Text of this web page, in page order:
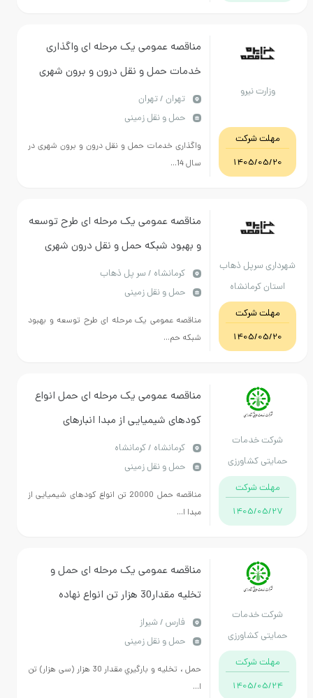
وزارت نیرو
مهلت شرکت
1405/05/20
مناقصه عمومی یک مرحله ای واگذاری
خدمات حمل و نقل درون و برون شهری
در سال 1405تهران / تهران
حمل و نقل زمینی
واگذاری خدمات حمل و نقل درون و برون شهری در
سال 14...
شهرداری سرپل ذهاب
استان کرمانشاه
مهلت شرکت
1405/05/20
مناقصه عمومی یک مرحله ای طرح توسعه
و بهبود شبکه حمل و نقل درون شهری
سرپل ذهاب (آسفالت معابر سطح شهر
سرپل ذهاب)
كرمانشاه / سر پل ذهاب
حمل و نقل زمینی
مناقصه عمومی یک مرحله ای طرح توسعه و بهبود
شبکه حم...
شرکت خدمات
حمایتی کشاورزی
استان کرمانشاه
مهلت شرکت
1405/05/27
مناقصه عمومی یک مرحله ای حمل انواع
کودهای شیمیایی از مبدا انبارهای
سازمانی استان
كرمانشاه / کرمانشاه
حمل و نقل زمینی
مناقصه حمل 20000 تن انواع کودهای شیمیایی از
مبدا ا...
شرکت خدمات
حمایتی کشاورزی
استان فارس
مهلت شرکت
1405/05/24
مناقصه عمومی یک مرحله ای حمل و
تخليه مقدار30 هزار تن انواع نهاده
كشاورزي از انبارهاي سازمانی زرقان در
استان فارس
فارس / شیراز
حمل و نقل زمینی
حمل ، تخليه و بارگيري مقدار 30 هزار (سی هزار) تن
ا...